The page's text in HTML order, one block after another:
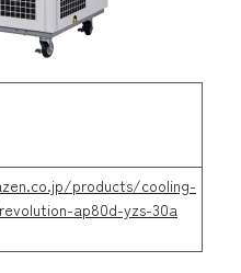
products/cooling-
ap80d-yzs-30a